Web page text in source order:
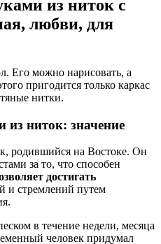
из ниток с
любви, для
Его можно нарисовать, а
пригодится только каркас
нитки.
ниток: значение
родившийся на Востоке. Он
за то, что способен
достигать
и стремлений путем
в течение недели, месяца
человек придумал